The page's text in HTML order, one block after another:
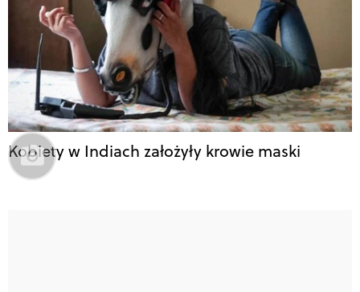
Kobiety w Indiach założyły krowie maski